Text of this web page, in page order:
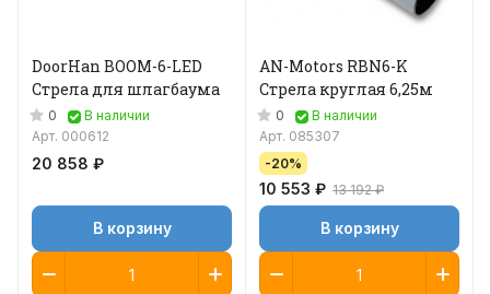
DoorHan BOOM-6-LED
Стрела для шлагбаума
0
В наличии
Арт. 000612
20 858 ₽
В корзину
AN-Motors RBN6-K
Стрела круглая 6,25м
0
В наличии
Арт. 085307
-20%
10 553 ₽ 13 192 ₽
В корзину